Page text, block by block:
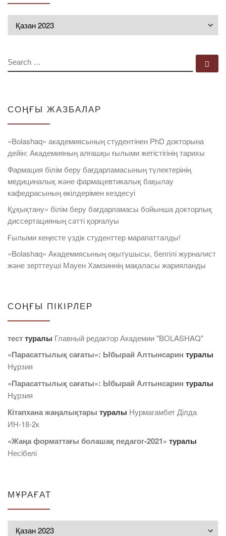
SEARCH
СОҢҒЫ ЖАЗБАЛАР
«Bolashaq» академиясының студентінен PhD докторына
дейін: Академияның алғашқы ғылыми жетістігінің тарихы
Фармация білім беру бағдарламасының түлектерінің
медициналық және фармацевтикалық бақылау
кафедрасының өкілдерімен кездесуі
Құқықтану» білім беру бағдарламасы бойынша докторлық
диссертацияның сәтті қорғалуы
Ғылыми кеңесте үздік студенттер марапатталды!
«Bolashaq» Академиясының оқытушысы, белгілі журналист
және зерттеуші Мауен Хамзиннің мақаласы жарияланды
СОҢҒЫ ПІКІРЛЕР
тесттуралы Главный редактор Академии "BOLASHAQ"
«Парасаттылық сағаты»: Ыбырай Алтынсарин туралы
Нұрзия
«Парасаттылық сағаты»: Ыбырай Алтынсарин туралы
Нұрзия
Кітапхана жаңалықтары туралы Нурмагамбет Дiлда
ИН-18-2к
«Жаңа форматтағы болашақ педагог-2021» туралы
Несібелі
МҰРАҒАТ